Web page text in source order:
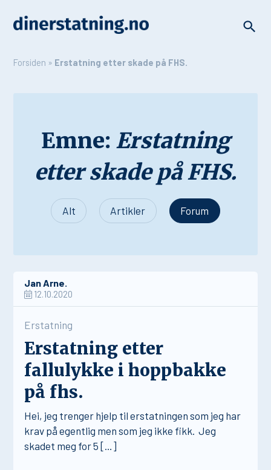
Forsiden » Erstatning etter skade på FHS.
Emne: Erstatning
etter skade på FHS.
Alt Artikler Forum
Jan Arne.
12.10.2020
Erstatning
Erstatning etter
fallulykke i hoppbakke
på fhs.
Hei, jeg trenger hjelp til erstatningen som jeg har
krav på egentlig men som jeg ikke fikk. Jeg
skadet meg for 5 […]